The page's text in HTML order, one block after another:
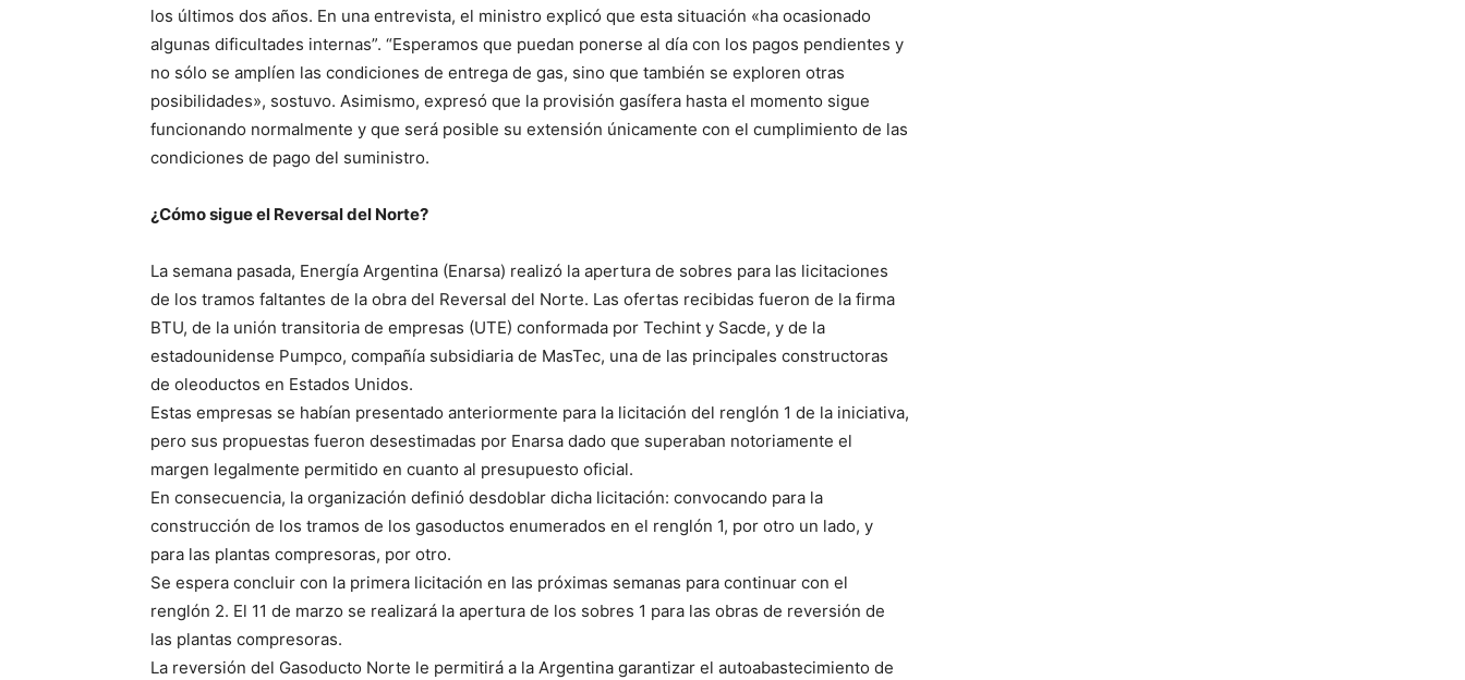
los últimos dos años. En una entrevista, el ministro explicó que esta situación «ha ocasionado
algunas dificultades internas”. “Esperamos que puedan ponerse al día con los pagos pendientes y
no sólo se amplíen las condiciones de entrega de gas, sino que también se exploren otras
posibilidades», sostuvo. Asimismo, expresó que la provisión gasífera hasta el momento sigue
funcionando normalmente y que será posible su extensión únicamente con el cumplimiento de las
condiciones de pago del suministro.
¿Cómo sigue el Reversal del Norte?
La semana pasada, Energía Argentina (Enarsa) realizó la apertura de sobres para las licitaciones
de los tramos faltantes de la obra del Reversal del Norte. Las ofertas recibidas fueron de la firma
BTU, de la unión transitoria de empresas (UTE) conformada por Techint y Sacde, y de la
estadounidense Pumpco, compañía subsidiaria de MasTec, una de las principales constructoras
de oleoductos en Estados Unidos.
Estas empresas se habían presentado anteriormente para la licitación del renglón 1 de la iniciativa,
pero sus propuestas fueron desestimadas por Enarsa dado que superaban notoriamente el
margen legalmente permitido en cuanto al presupuesto oficial.
En consecuencia, la organización definió desdoblar dicha licitación: convocando para la
construcción de los tramos de los gasoductos enumerados en el renglón 1, por otro un lado, y
para las plantas compresoras, por otro.
Se espera concluir con la primera licitación en las próximas semanas para continuar con el
renglón 2. El 11 de marzo se realizará la apertura de los sobres 1 para las obras de reversión de
las plantas compresoras.
La reversión del Gasoducto Norte le permitirá a la Argentina garantizar el autoabastecimiento de